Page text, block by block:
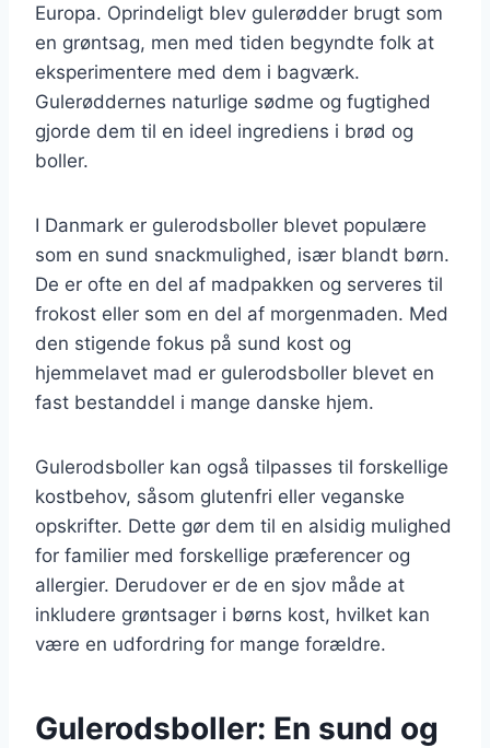
Europa. Oprindeligt blev gulerødder brugt som
en grøntsag, men med tiden begyndte folk at
eksperimentere med dem i bagværk.
Gulerøddernes naturlige sødme og fugtighed
gjorde dem til en ideel ingrediens i brød og
boller.
I Danmark er gulerodsboller blevet populære
som en sund snackmulighed, især blandt børn.
De er ofte en del af madpakken og serveres til
frokost eller som en del af morgenmaden. Med
den stigende fokus på sund kost og
hjemmelavet mad er gulerodsboller blevet en
fast bestanddel i mange danske hjem.
Gulerodsboller kan også tilpasses til forskellige
kostbehov, såsom glutenfri eller veganske
opskrifter. Dette gør dem til en alsidig mulighed
for familier med forskellige præferencer og
allergier. Derudover er de en sjov måde at
inkludere grøntsager i børns kost, hvilket kan
være en udfordring for mange forældre.
Gulerodsboller: En sund og